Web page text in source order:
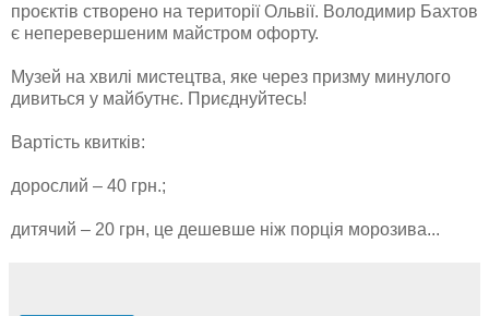
проєктів створено на території Ольвії. Володимир Бахтов
є неперевершеним майстром офорту.
Музей на хвилі мистецтва, яке через призму минулого
дивиться у майбутнє. Приєднуйтесь!
Вартість квитків:
дорослий – 40 грн.;
дитячий – 20 грн, це дешевше ніж порція морозива...